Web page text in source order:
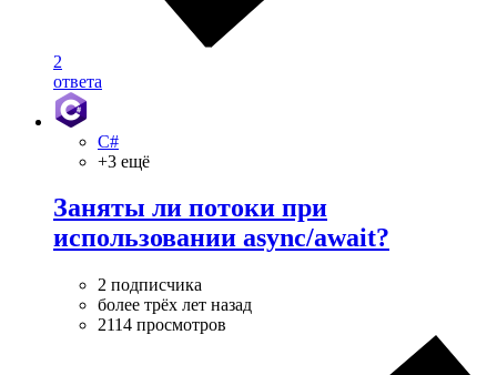
2
ответа
C#
+3 ещё
Заняты ли потоки при
использовании async/await?
2 подписчика
более трёх лет назад
2114 просмотров